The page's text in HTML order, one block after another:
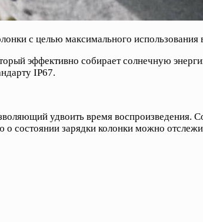
с целью максимального
эффективно собирает солнечную
IP67.
удвоить время воспроизведения.
состоянии зарядки колонки можно